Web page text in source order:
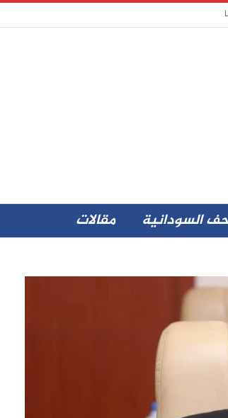
السودانية مقالات